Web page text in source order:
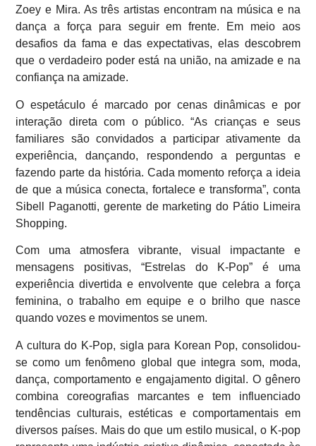
Zoey e Mira. As três artistas encontram na música e na
dança a força para seguir em frente. Em meio aos
desafios da fama e das expectativas, elas descobrem
que o verdadeiro poder está na união, na amizade e na
confiança na amizade.
O espetáculo é marcado por cenas dinâmicas e por
interação direta com o público. “As crianças e seus
familiares são convidados a participar ativamente da
experiência, dançando, respondendo a perguntas e
fazendo parte da história. Cada momento reforça a ideia
de que a música conecta, fortalece e transforma”, conta
Sibell Paganotti, gerente de marketing do Pátio Limeira
Shopping.
Com uma atmosfera vibrante, visual impactante e
mensagens positivas, “Estrelas do K-Pop” é uma
experiência divertida e envolvente que celebra a força
feminina, o trabalho em equipe e o brilho que nasce
quando vozes e movimentos se unem.
A cultura do K-Pop, sigla para Korean Pop, consolidou-
se como um fenômeno global que integra som, moda,
dança, comportamento e engajamento digital. O gênero
combina coreografias marcantes e tem influenciado
tendências culturais, estéticas e comportamentais em
diversos países. Mais do que um estilo musical, o K-pop